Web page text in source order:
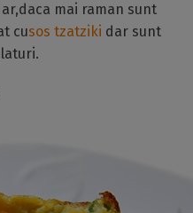
mai raman sunt
cusos tzatziki dar sunt